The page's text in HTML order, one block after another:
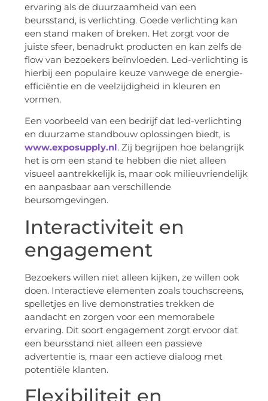
ervaring als de duurzaamheid van een
beursstand, is verlichting. Goede verlichting kan
een stand maken of breken. Het zorgt voor de
juiste sfeer, benadrukt producten en kan zelfs de
flow van bezoekers beïnvloeden. Led-verlichting is
hierbij een populaire keuze vanwege de energie-
efficiëntie en de veelzijdigheid in kleuren en
vormen.
Een voorbeeld van een bedrijf dat led-verlichting
en duurzame standbouw oplossingen biedt, is
www.exposupply.nl. Zij begrijpen hoe belangrijk
het is om een stand te hebben die niet alleen
visueel aantrekkelijk is, maar ook milieuvriendelijk
en aanpasbaar aan verschillende
beursomgevingen.
Interactiviteit en
engagement
Bezoekers willen niet alleen kijken, ze willen ook
doen. Interactieve elementen zoals touchscreens,
spelletjes en live demonstraties trekken de
aandacht en zorgen voor een memorabele
ervaring. Dit soort engagement zorgt ervoor dat
een beursstand niet alleen een passieve
advertentie is, maar een actieve dialoog met
potentiële klanten.
Flexibiliteit en